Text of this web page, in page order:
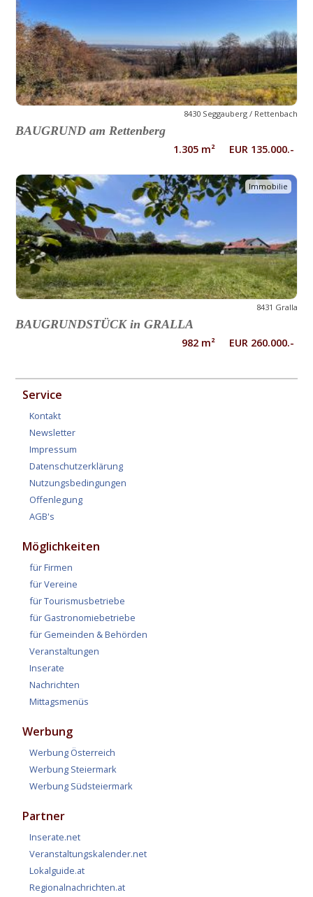
8430 Seggauberg / Rettenbach
BAUGRUND am Rettenberg
1.305 m² EUR 135.000.-
Immobilie
8431 Gralla
BAUGRUNDSTÜCK in GRALLA
982 m² EUR 260.000.-
Service
Kontakt
Newsletter
Impressum
Datenschutzerklärung
Nutzungsbedingungen
Offenlegung
AGB's
Möglichkeiten
für Firmen
für Vereine
für Tourismusbetriebe
für Gastronomiebetriebe
für Gemeinden & Behörden
Veranstaltungen
Inserate
Nachrichten
Mittagsmenüs
Werbung
Werbung Österreich
Werbung Steiermark
Werbung Südsteiermark
Partner
Inserate.net
Veranstaltungskalender.net
Lokalguide.at
Regionalnachrichten.at